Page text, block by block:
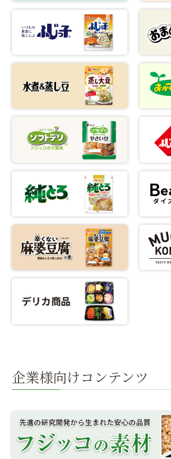
企業様向けコンテンツ